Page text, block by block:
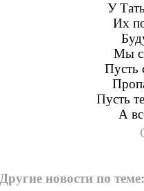
У
Их
Мы
Пусть
Пусть
А
Другие новости по теме: